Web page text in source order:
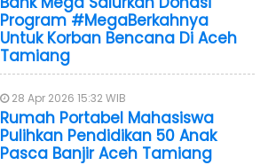
Program #MegaBerkahnya
Untuk Korban Bencana Di Aceh
Tamiang
28 Apr 2026 15:32 WIB
Rumah Portabel Mahasiswa
Pulihkan Pendidikan 50 Anak
Pasca Banjir Aceh Tamiang